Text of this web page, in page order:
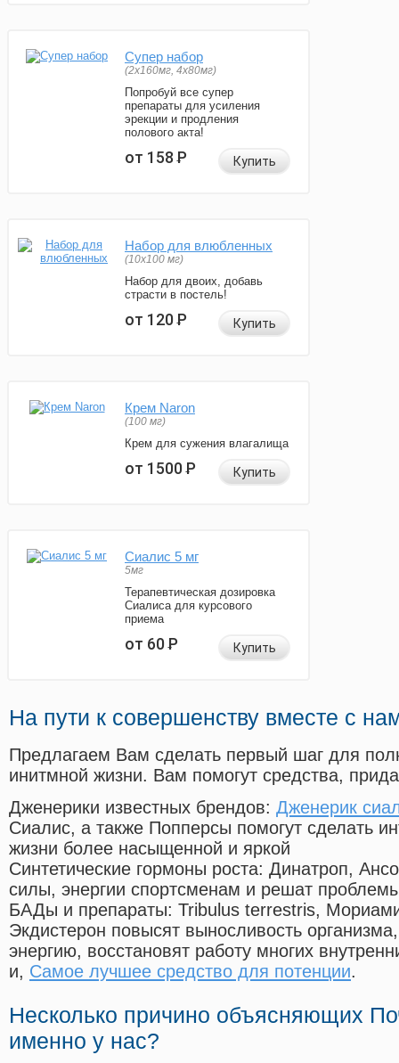
Супер набор
(2х160мг, 4х80мг)
Попробуй все супер
препараты для усиления
эрекции и продления
полового акта!
от 158Р Купить
Набор для влюбленных
(10х100 мг)
Набор для двоих, добавь
страсти в постель!
от 120Р Купить
Крем Naron
(100 мг)
Крем для сужения влагалища
от 1500Р Купить
Сиалис 5 мг
5мг
Терапевтическая дозировка
Сиалиса для курсового
приема
от 60Р Купить
На пути к совершенству вместе с
Предлагаем Вам сделать первый шаг для
инитмной жизни. Вам помогут средства,
Дженерики известных брендов: Дженерик
Сиалис, а также Попперсы помогут сделать
жизни более насыщенной и яркой
Синтетические гормоны роста: Динатроп,
силы, энергии спортсменам и решат
БАДы и препараты: Tribulus terrestris,
Экдистерон повысят выносливость
энергию, восстановят работу многих
и, Самое лучшее средство для потенции.
Несколько причино объясняющих
именно у нас?